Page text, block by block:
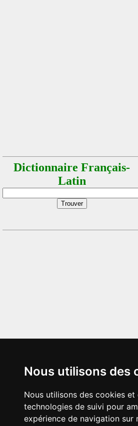
Nous utilisons des
Nous utilisons des cookies et
technologies de suivi pour
expérience de navigation sur
Dictionnaire Français-
Latin